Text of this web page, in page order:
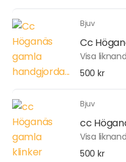
Bjuv
Cc
Visa
500 kr
Bjuv
cc
Visa
500 kr